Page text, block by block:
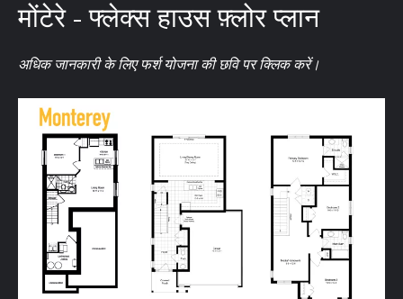
मोंटेरे - फ्लेक्स हाउस फ़्लोर प्लान
अधिक जानकारी के लिए फर्श योजना की छवि पर क्लिक करें।